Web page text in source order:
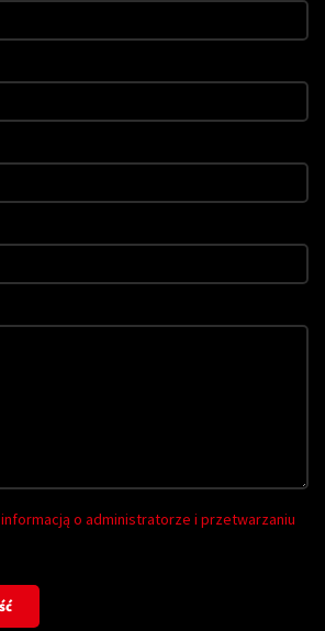
informacją o administratorze i przetwarzaniu